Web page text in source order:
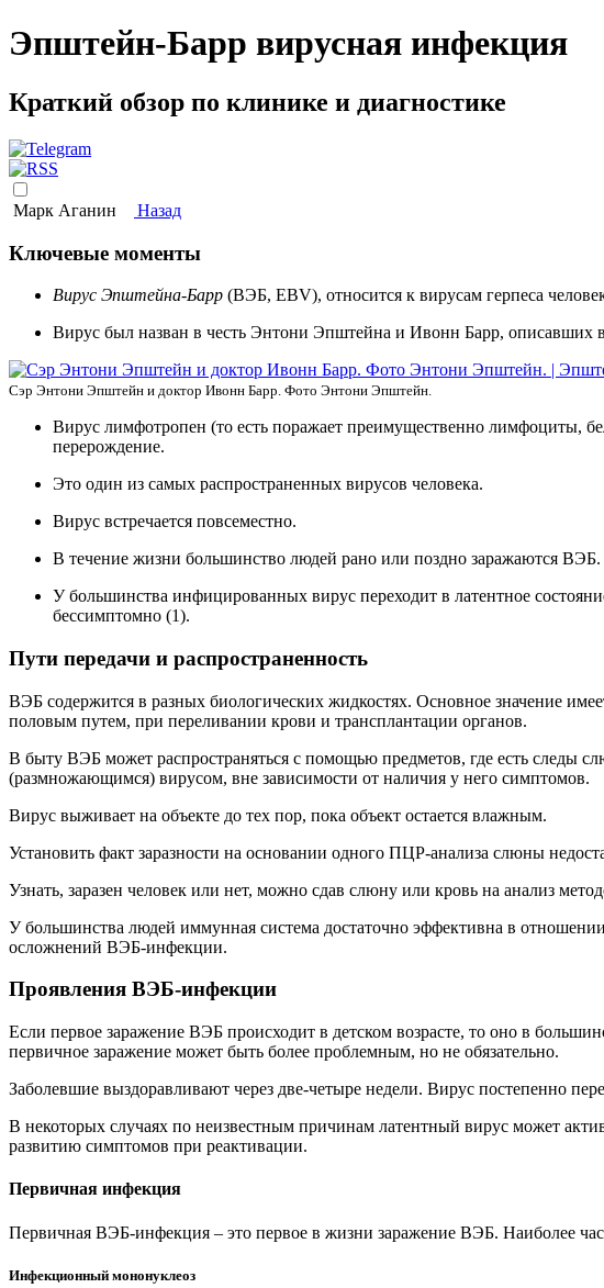
Эпштейн-Барр вирусная инфекция
Краткий обзор по клинике и диагностике
Марк Аганин Назад
Ключевые моменты
Вирус Эпштейна-Барр (ВЭБ, EBV), относится к вирусам герпеса
Вирус был назван в честь Энтони Эпштейна и Ивонн Барр, описавших
Сэр Энтони Эпштейн и доктор Ивонн Барр. Фото Энтони Эпштейн.
Вирус лимфотропен (то есть поражает преимущественно лимфоциты,
перерождение.
Это один из самых распространенных вирусов человека.
Вирус встречается повсеместно.
В течение жизни большинство людей рано или поздно заражаются ВЭБ.
У большинства инфицированных вирус переходит в латентное
бессимптомно (1).
Пути передачи и распространенность
ВЭБ содержится в разных биологических жидкостях. Основное значение
половым путем, при переливании крови и трансплантации органов.
В быту ВЭБ может распространяться с помощью предметов, где есть следы
(размножающимся) вирусом, вне зависимости от наличия у него симптомов.
Вирус выживает на объекте до тех пор, пока объект остается влажным.
Установить факт заразности на основании одного ПЦР-анализа слюны
Узнать, заразен человек или нет, можно сдав слюну или кровь на анализ
У большинства людей иммунная система достаточно эффективна в
осложнений ВЭБ-инфекции.
Проявления ВЭБ-инфекции
Если первое заражение ВЭБ происходит в детском возрасте, то оно в
первичное заражение может быть более проблемным, но не обязательно.
Заболевшие выздоравливают через две-четыре недели. Вирус постепенно
В некоторых случаях по неизвестным причинам латентный вирус может
развитию симптомов при реактивации.
Первичная инфекция
Первичная ВЭБ-инфекция – это первое в жизни заражение ВЭБ. Наиболее
Инфекционный мононуклеоз